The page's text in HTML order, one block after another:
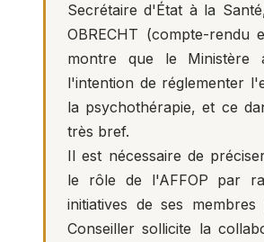
Secrétaire d'État à la
OBRECHT (compte-rendu
montre que le Ministère
l'intention de réglementer
la psychothérapie, et ce
très bref.
Il est nécessaire de
le rôle de l'AFFOP par
initiatives de ses membres
Conseiller sollicite la